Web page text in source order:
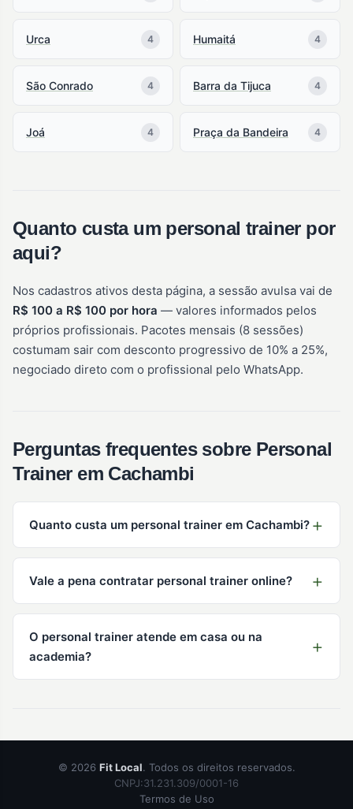
Urca 4 Humaitá 4
São Conrado 4 Barra da Tijuca 4
Joá 4 Praça da Bandeira 4
Quanto custa um personal trainer por
aqui?
Nos cadastros ativos desta página, a sessão avulsa vai de
R$ 100 a R$ 100 por hora — valores informados pelos
próprios profissionais. Pacotes mensais (8 sessões)
costumam sair com desconto progressivo de 10% a 25%,
negociado direto com o profissional pelo WhatsApp.
Perguntas frequentes sobre Personal
Trainer em Cachambi
Quanto custa um personal trainer em Cachambi?
Vale a pena contratar personal trainer online?
O personal trainer atende em casa ou na
academia?
© 2026 Fit Local. Todos os direitos reservados.
CNPJ:31.231.309/0001-16
Termos de Uso